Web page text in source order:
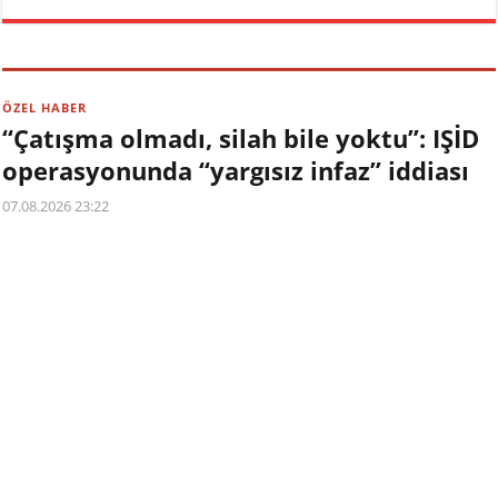
ÖZEL HABER
“Çatışma olmadı, silah bile yoktu”: IŞİD
operasyonunda “yargısız infaz” iddiası
07.08.2026 23:22